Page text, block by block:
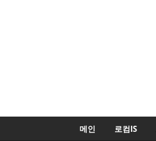
메인 로컴IS